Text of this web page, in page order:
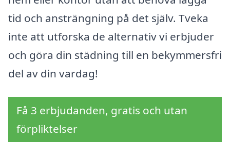
tid och ansträngning på det själv. Tveka
inte att utforska de alternativ vi erbjuder
och göra din städning till en bekymmersfri
del av din vardag!
Få 3 erbjudanden, gratis och utan
förpliktelser